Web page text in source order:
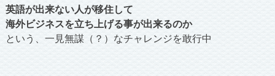
英語が出来ない人が移住して
海外ビジネスを立ち上げる事が出来るのか
という、一見無謀（？）なチャレンジを敢行中